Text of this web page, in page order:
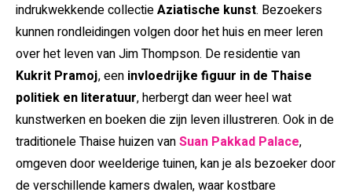
indrukwekkende collectieAziatische kunst. Bezoekers
kunnen rondleidingen volgen door het huis en meer leren
over het leven van Jim Thompson. De residentie van
Kukrit Pramoj, een invloedrijke figuur in de Thaise
politiek en literatuur, herbergt dan weer heel wat
kunstwerken en boeken die zijn leven illustreren. Ook in de
traditionele Thaise huizen vanSuan Pakkad Palace,
omgeven door weelderige tuinen, kan je als bezoeker door
de verschillende kamers dwalen, waar kostbare